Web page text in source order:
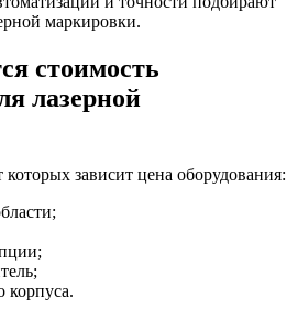
маркировки.
стоимость
лазерной
зависит цена оборудования:
корпуса.